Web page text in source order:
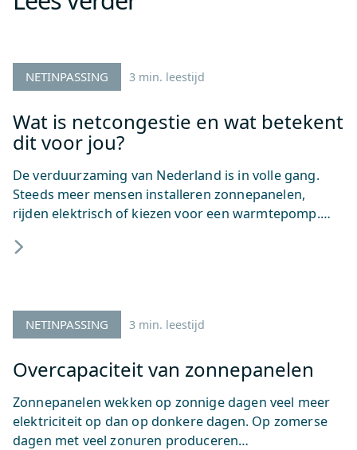
NETINPASSING 3 min. leestijd
Wat is netcongestie en wat betekent
dit voor jou?
De verduurzaming van Nederland is in volle gang.
Steeds meer mensen installeren zonnepanelen,
rijden elektrisch of kiezen voor een warmtepomp.…
NETINPASSING 3 min. leestijd
Overcapaciteit van zonnepanelen
Zonnepanelen wekken op zonnige dagen veel meer
elektriciteit op dan op donkere dagen. Op zomerse
dagen met veel zonuren produceren…